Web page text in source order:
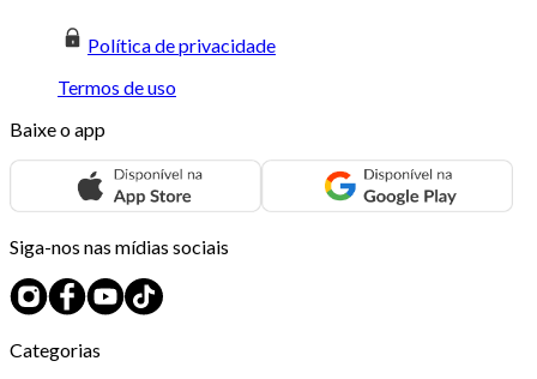
Política de privacidade
Termos de uso
Baixe o app
Siga-nos nas mídias sociais
Categorias